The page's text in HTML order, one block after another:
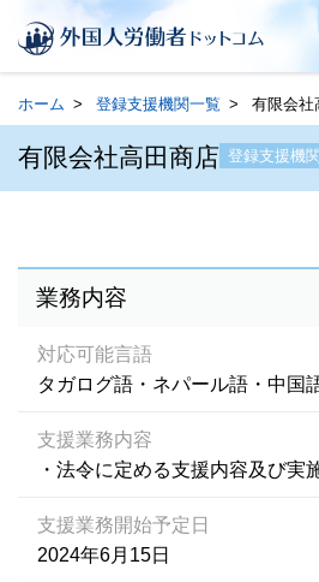
ホーム 登録支援機関一覧 有限会社
有限会社高田商店 登録支援機関
業務内容
対応可能言語
タガログ語・ネパール語・中国
支援業務内容
・法令に定める支援内容及び実
支援業務開始予定日
2024年6月15日